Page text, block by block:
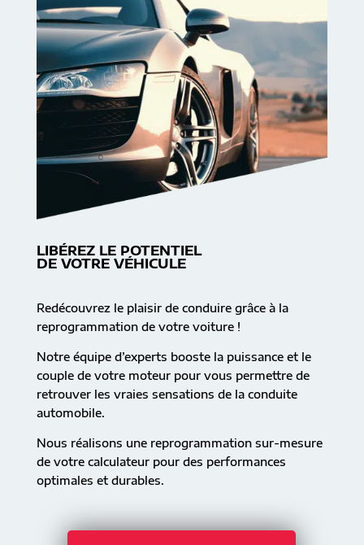
LIBÉREZ LE POTENTIEL
DE VOTRE VÉHICULE
Redécouvrez le plaisir de conduire grâce à la
reprogrammation de votre voiture !
Notre équipe d’experts booste la puissance et le
couple de votre moteur pour vous permettre de
retrouver les vraies sensations de la conduite
automobile.
Nous réalisons une reprogrammation sur-mesure
de votre calculateur pour des performances
optimales et durables.